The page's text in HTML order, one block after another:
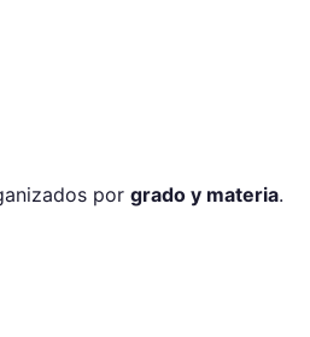
por grado y materia.